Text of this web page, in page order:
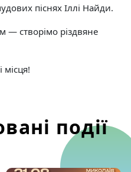
піснях Іллі Найди.
— створімо різдвяне
місця!
події